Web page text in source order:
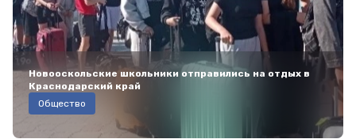
Новооскольские школьники отправились на отдых в
Краснодарский край
Общество